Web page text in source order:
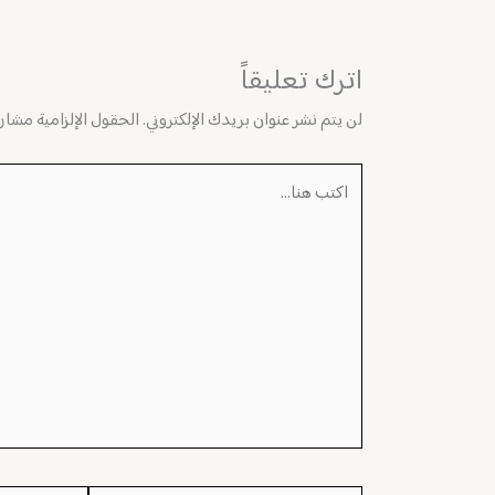
اترك تعليقاً
لن يتم نشر عنوان بريدك الإلكتروني.الحقول الإلزامية مشار
اكتب